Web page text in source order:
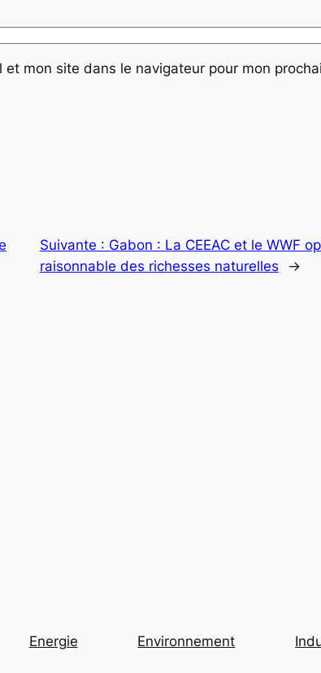
mon site dans le navigateur pour mon
Suivante : Gabon : La CEEAC et le WWF
raisonnable des richesses naturelles
→
Energie Environnement